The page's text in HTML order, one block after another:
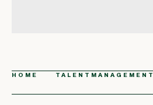
HOME TALENTMANAGEMENT